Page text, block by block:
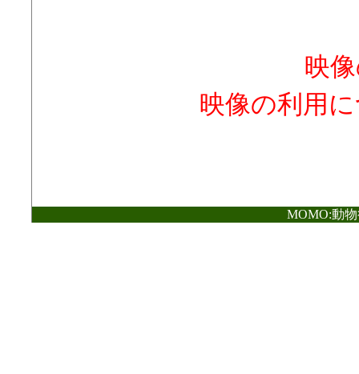
映
映像の利用
MOMO:動